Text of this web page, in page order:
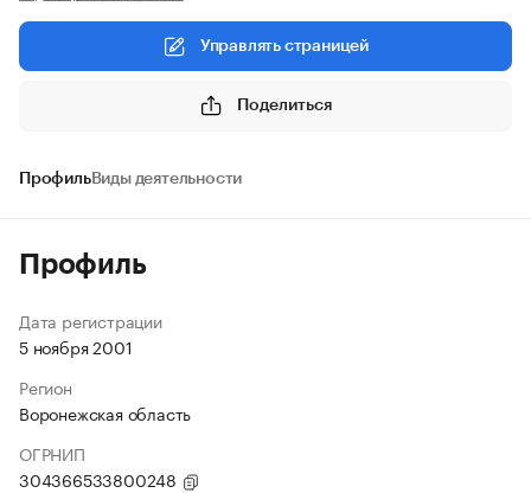
Управлять страницей
Поделиться
ПрофильВиды деятельности
Профиль
Дата регистрации
5 ноября 2001
Регион
Воронежская область
ОГРНИП
304366533800248